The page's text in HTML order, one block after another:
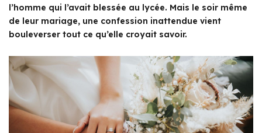
l’homme qui l’avait blessée au lycée. Mais le soir même
de leur mariage, une confession inattendue vient
bouleverser tout ce qu’elle croyait savoir.